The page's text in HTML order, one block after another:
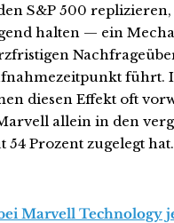
S&P 500 replizieren,
halten — ein
führt.
diesen Effekt oft
allein in den
54 Prozent zugelegt hat.
Marvell Technology